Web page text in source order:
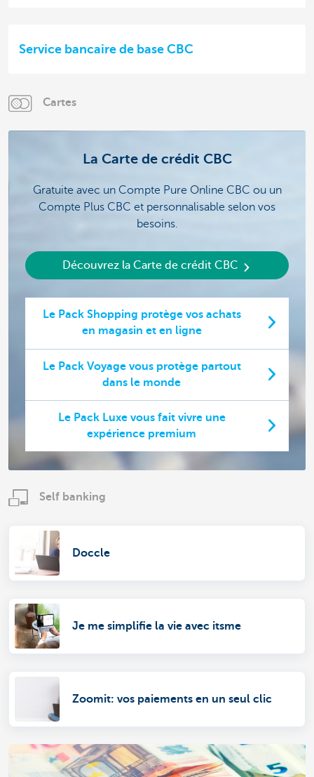
Service bancaire de base CBC
Cartes
La Carte de crédit CBC
Gratuite avec un Compte Pure Online CBC ou un
Compte Plus CBC et personnalisable selon vos
besoins.
Découvrez la Carte de crédit CBC
Le Pack Shopping protège vos achats
en magasin et en ligne
Le Pack Voyage vous protège partout
dans le monde
Le Pack Luxe vous fait vivre une
expérience premium
Self banking
Doccle
Je me simplifie la vie avec itsme
Zoomit: vos paiements en un seul clic